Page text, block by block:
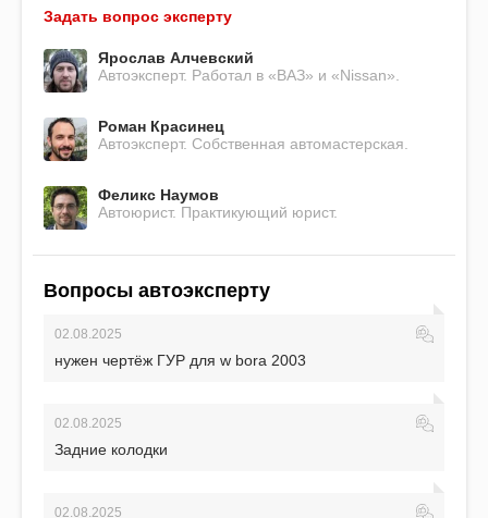
Задать вопрос эксперту
Ярослав Алчевский
Автоэксперт. Работал в «ВАЗ» и «Nissan».
Роман Красинец
Автоэксперт. Собственная автомастерская.
Феликс Наумов
Автоюрист. Практикующий юрист.
Вопросы автоэксперту
02.08.2025
нужен чертёж ГУР для w bora 2003
02.08.2025
Задние колодки
02.08.2025